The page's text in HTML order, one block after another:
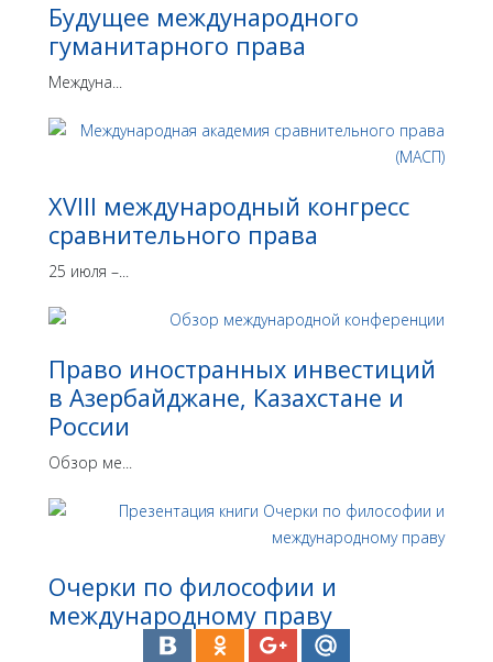
Будущее международного
гуманитарного права
Междуна...
XVIII международный конгресс
сравнительного права
25 июля –...
Право иностранных инвестиций
в Азербайджане, Казахстане и
России
Обзор ме...
Очерки по философии и
международному праву